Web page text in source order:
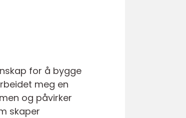
for å bygge
meg en
og påvirker
skaper